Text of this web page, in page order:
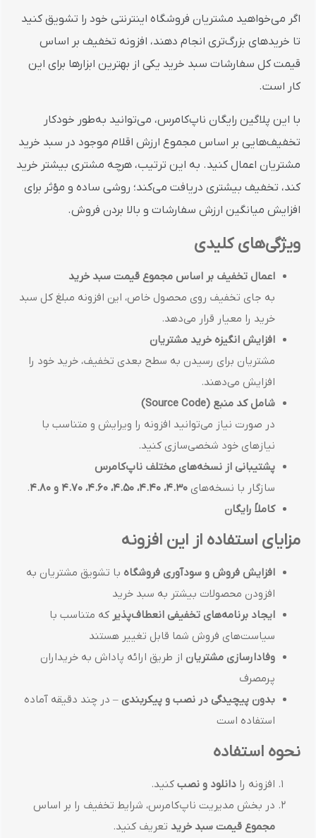
اگر می‌خواهید مشتریان فروشگاه اینترنتی خود را تشویق کنید
تا خریدهای بزرگ‌تری انجام دهند، افزونه تخفیف بر اساس
قیمت کل سفارشات سبد خرید یکی از بهترین ابزارها برای این
کار است.
با این پلاگین رایگان ناپ‌کامرس، می‌توانید به‌طور خودکار
تخفیف‌هایی بر اساس مجموع ارزش اقلام موجود در سبد خرید
مشتریان اعمال کنید. به این ترتیب، هرچه مشتری بیشتر خرید
کند، تخفیف بیشتری دریافت می‌کند؛ روشی ساده و مؤثر برای
افزایش میانگین ارزش سفارشات و بالا بردن فروش.
ویژگی‌های کلیدی
اعمال تخفیف بر اساس مجموع قیمت سبد خرید
به جای تخفیف روی محصول خاص، این افزونه مبلغ کل سبد
خرید را معیار قرار می‌دهد.
افزایش انگیزه خرید مشتریان
مشتریان برای رسیدن به سطح بعدی تخفیف، خرید خود را
افزایش می‌دهند.
شامل کد منبع (Source Code)
در صورت نیاز می‌توانید افزونه را ویرایش و متناسب با
نیازهای خود شخصی‌سازی کنید.
پشتیبانی از نسخه‌های مختلف ناپ‌کامرس
سازگار با نسخه‌های 4.30، 4.40، 4.50، 4.60، 4.70 و 4.80
.
کاملاً رایگان
مزایای استفاده از این افزونه
افزایش فروش و سودآوری فروشگاه با تشویق مشتریان به
افزودن محصولات بیشتر به سبد خرید
ایجاد برنامه‌های تخفیفی انعطاف‌پذیر که متناسب با
سیاست‌های فروش شما قابل تغییر هستند
وفادارسازی مشتریان از طریق ارائه پاداش به خریداران
پرمصرف
بدون پیچیدگی در نصب و پیکربندی – در چند دقیقه آماده
استفاده است
نحوه استفاده
افزونه را دانلود و نصب کنید.
در بخش مدیریت ناپ‌کامرس، شرایط تخفیف را بر اساس
مجموع قیمت سبد خرید تعریف کنید.